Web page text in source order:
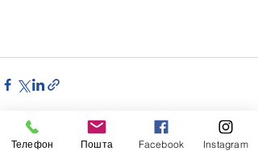
Телефон Пошта Facebook Instagram